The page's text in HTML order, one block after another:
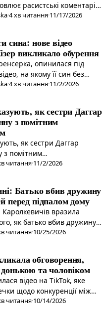
расистські коментарі,
до своєї країни.
·4хв читання·11/17/2026
сина: нове відео
викликало обурення
опинилася під
на якому її син без
на човні. Після втрати
·4хв читання·11/2/2026
як сестри Даггар
з помітним
як сестри Даггар
з помітним
дійсно Анна ніколи не
читання·11/2/2026
Батько вбив дружину
перед підпалом дому
Каролкевичів вразила
як батько вбив дружину
підпалом їхнього дому.
читання·10/25/2026
обговорення,
та чоловіком
відео на TikTok, яке
щодо конкуренції між
за увагу чоловіків. Чи
читання·10/14/2026